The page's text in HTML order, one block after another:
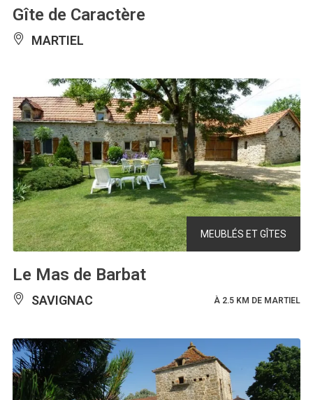
Gîte de Caractère
MARTIEL
MEUBLÉS ET GÎTES
Le Mas de Barbat
SAVIGNAC À 2.5 KM DE MARTIEL